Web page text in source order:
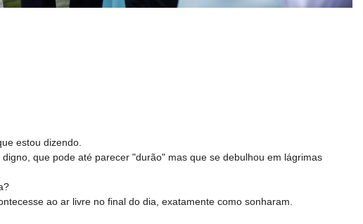
estou dizendo.
que pode até parecer "durão" mas que se debulhou em lágrimas
ao ar livre no final do dia, exatamente como sonharam.